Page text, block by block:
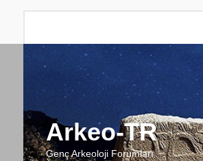
Arkeo-TR
Genç Arkeoloji Forumları